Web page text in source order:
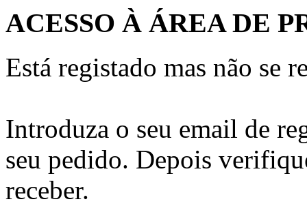
ACESSO À ÁREA DE
Está registado mas não se
Introduza o seu email de
seu pedido. Depois
receber.